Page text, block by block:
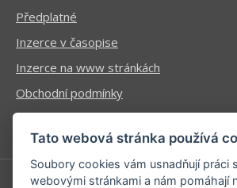
Předplatné
Inzerce v časopise
Inzerce na www stránkách
Obchodní podmínky
Ochrana osobních údajů
Tato webová stránka používá
Soubory cookies vám usnadňují práci
webovými stránkami a nám pomáhají